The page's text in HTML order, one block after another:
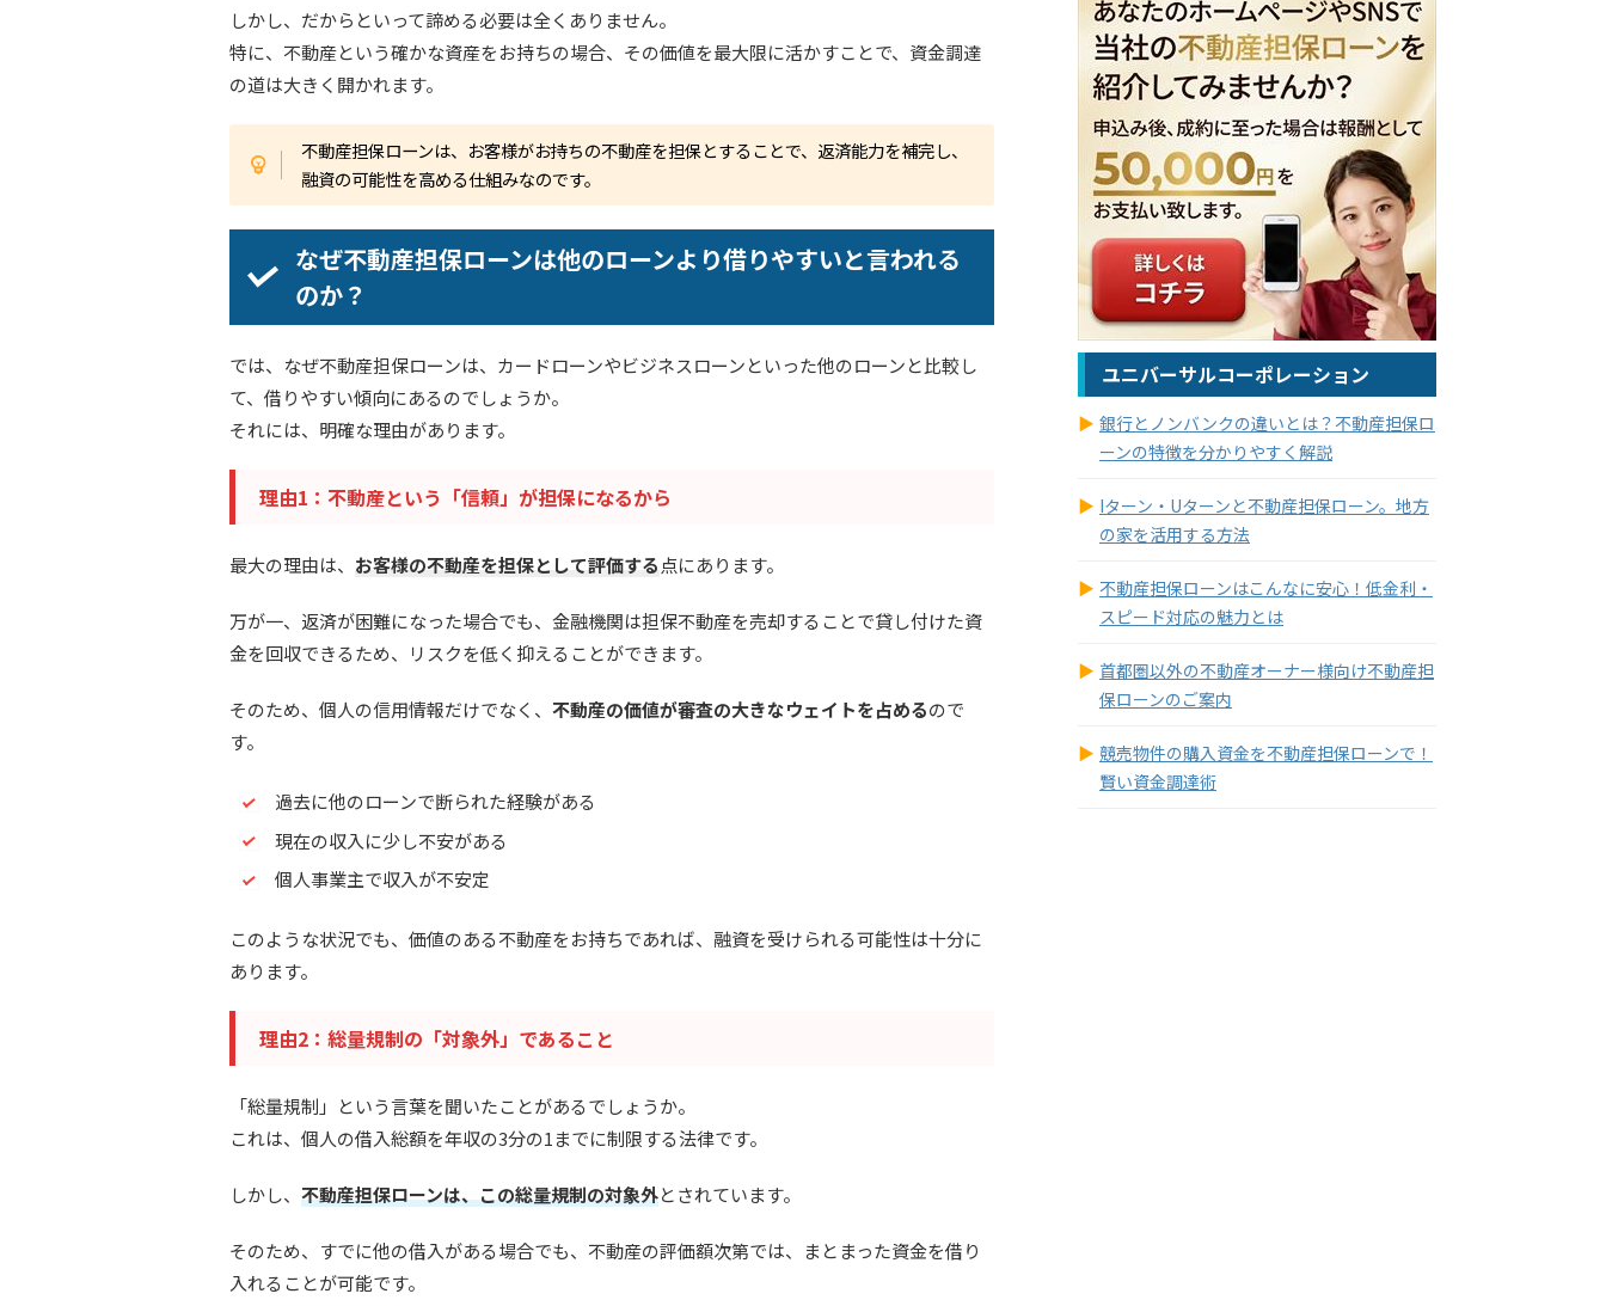
しかし、だからといって諦める必要は全くありません。
特に、不動産という確かな資産をお持ちの場合、その価値を最大限に活かすことで、資金調達
の道は大きく開かれます。
不動産担保ローンは、お客様がお持ちの不動産を担保とすることで、返済能力を補完し、
融資の可能性を高める仕組みなのです。
なぜ不動産担保ローンは他のローンより借りやすいと言われる
のか？
では、なぜ不動産担保ローンは、カードローンやビジネスローンといった他のローンと比較し
て、借りやすい傾向にあるのでしょうか。
それには、明確な理由があります。
理由1：不動産という「信頼」が担保になるから
最大の理由は、 お客様の不動産を担保として評価する点にあります。
万が一、返済が困難になった場合でも、金融機関は担保不動産を売却することで貸し付けた資
金を回収できるため、リスクを低く抑えることができます。
そのため、個人の信用情報だけでなく、 不動産の価値が審査の大きなウェイトを占めるので
す。
過去に他のローンで断られた経験がある
現在の収入に少し不安がある
個人事業主で収入が不安定
このような状況でも、価値のある不動産をお持ちであれば、融資を受けられる可能性は十分に
あります。
理由2：総量規制の「対象外」であること
「総量規制」という言葉を聞いたことがあるでしょうか。
これは、個人の借入総額を年収の3分の1までに制限する法律です。
しかし、 不動産担保ローンは、この総量規制の対象外とされています。
そのため、すでに他の借入がある場合でも、不動産の評価額次第では、まとまった資金を借り
入れることが可能です。
ユニバーサルコーポレーション
銀行とノンバンクの違いとは？不動産担保ロ
ーンの特徴を分かりやすく解説
Iターン・Uターンと不動産担保ローン。地方
の家を活用する方法
不動産担保ローンはこんなに安心！低金利・
スピード対応の魅力とは
首都圏以外の不動産オーナー様向け不動産担
保ローンのご案内
競売物件の購入資金を不動産担保ローンで！
賢い資金調達術